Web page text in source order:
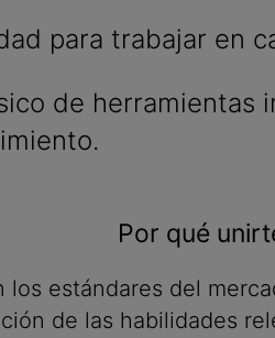
para trabajar en
de herramientas
Por qué
estándares del
de las habilidades